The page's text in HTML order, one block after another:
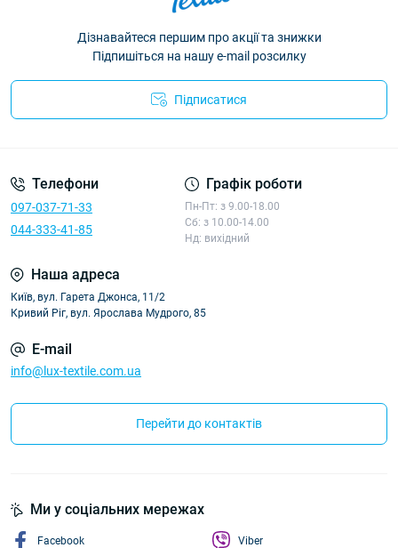
Дізнавайтеся першим про акції та знижки
Підпишіться на нашу e-mail розсилку
Підписатися
Телефони
097-037-71-33
044-333-41-85
Графік роботи
Пн-Пт: з 9.00-18.00
Сб: з 10.00-14.00
Нд: вихідний
Наша адреса
Київ, вул. Гарета Джонса, 11/2
Кривий Ріг, вул. Ярослава Мудрого, 85
E-mail
info@lux-textile.com.ua
Перейти до контактів
Ми у соціальних мережах
Facebook Viber